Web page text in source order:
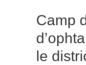
Camp
le